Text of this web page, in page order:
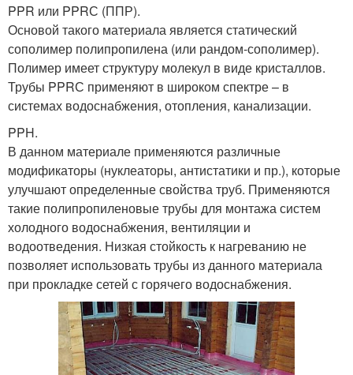
PPR или PPRС (ППР).
Основой такого материала является статический
сополимер полипропилена (или рандом-сополимер).
Полимер имеет структуру молекул в виде кристаллов.
Трубы PPRС применяют в широком спектре – в
системах водоснабжения, отопления, канализации.
PPH.
В данном материале применяются различные
модификаторы (нуклеаторы, антистатики и пр.), которые
улучшают определенные свойства труб. Применяются
такие полипропиленовые трубы для монтажа систем
холодного водоснабжения, вентиляции и
водоотведения. Низкая стойкость к нагреванию не
позволяет использовать трубы из данного материала
при прокладке сетей с горячего водоснабжения.